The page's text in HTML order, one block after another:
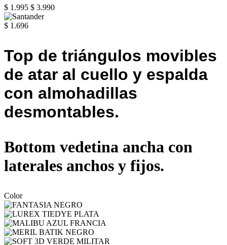
$ 1.995 $ 3.990
$ 1.696
Top de triángulos movibles
de atar al cuello y espalda
con almohadillas
desmontables.
Bottom vedetina ancha con
laterales anchos y fijos.
Color